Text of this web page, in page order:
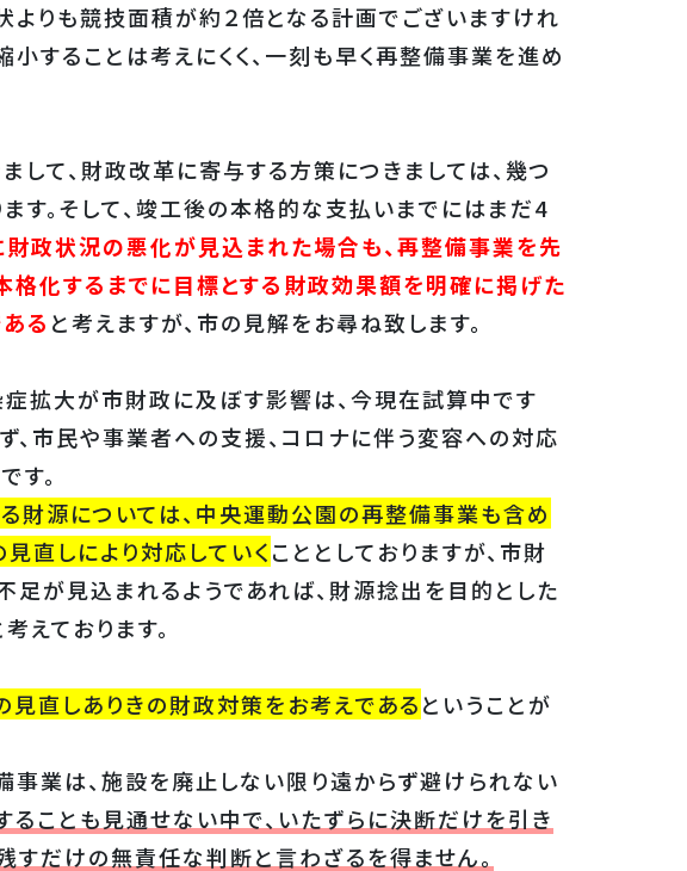
よりも競技面積が約２倍となる計画でございますけれ
することは考えにくく、一刻も早く再整備事業を進め
て、財政改革に寄与する方策につきましては、幾つ
す。そして、竣工後の本格的な支払いまでにはまだ4
財政状況の悪化が見込まれた場合も、再整備事業を先
格化するまでに目標とする財政効果額を明確に掲げた
る と考えますが、市の見解をお尋ね致します。
拡大が市財政に及ぼす影響は、今現在試算中です
、市民や事業者への支援、コロナに伴う変容への対応
す。
財源については、中央運動公園の再整備事業も含め
直しにより対応していくこととしておりますが、市財
足が見込まれるようであれば、財源捻出を目的とした
えております。
直しありきの財政対策をお考えであるということが
事業は、施設を廃止しない限り遠からず避けられない
ことも見通せない中で、いたずらに決断だけを引き
すだけの無責任な判断と言わざるを得ません。